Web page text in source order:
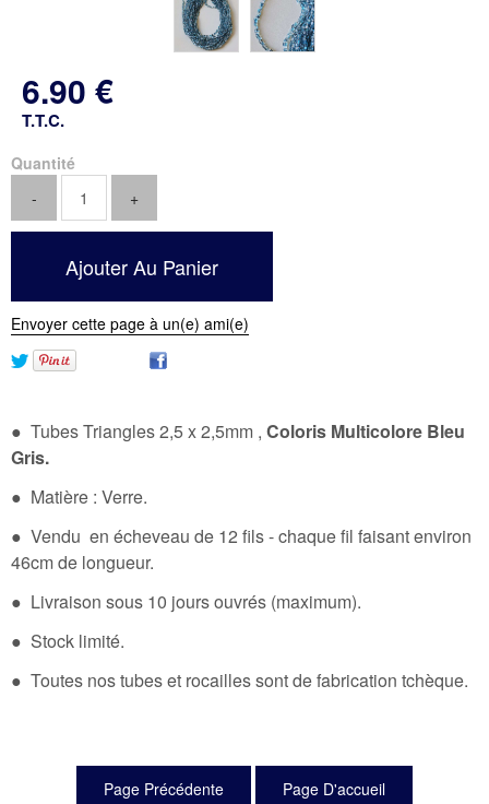
6.90 €
T.T.C.
Quantité
Envoyer cette page à un(e) ami(e)
● Tubes Triangles 2,5 x 2,5mm , Coloris Multicolore Bleu
Gris.
● Matière : Verre.
● Vendu en écheveau de 12 fils - chaque fil faisant environ
46cm de longueur.
● Livraison sous 10 jours ouvrés (maximum).
● Stock limité.
● Toutes nos tubes et rocailles sont de fabrication tchèque.